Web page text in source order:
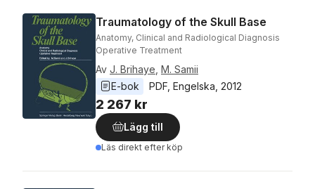
Traumatology of the Skull Base
Anatomy, Clinical and Radiological Diagnosis
Operative Treatment
Av J. Brihaye M. Samii
E-bok
PDF Engelska 2012
2 267 kr
Lägg till
Läs direkt efter köp